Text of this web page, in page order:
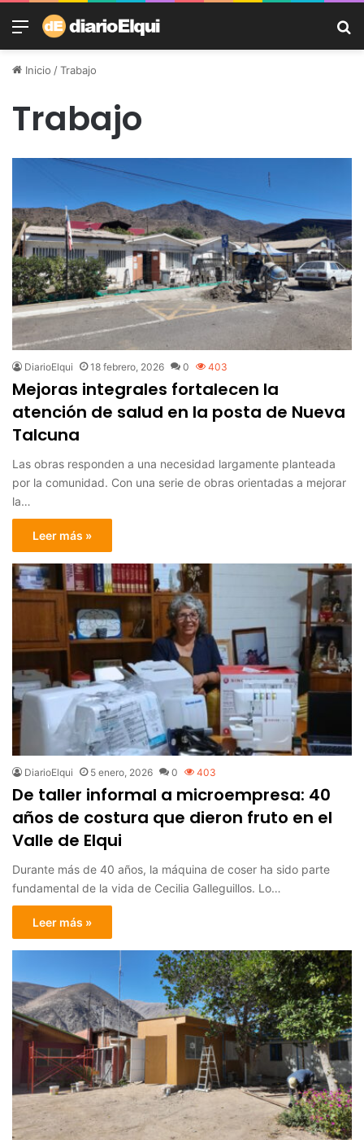
Menú
Inicio /Trabajo
Trabajo
DiarioElqui 18 febrero, 2026 0 403
Mejoras integrales fortalecen la
atención de salud en la posta de Nueva
Talcuna
Las obras responden a una necesidad largamente planteada
por la comunidad. Con una serie de obras orientadas a mejorar
la…
Leer más »
DiarioElqui 5 enero, 2026 0 403
De taller informal a microempresa: 40
años de costura que dieron fruto en el
Valle de Elqui
Durante más de 40 años, la máquina de coser ha sido parte
fundamental de la vida de Cecilia Galleguillos. Lo…
Leer más »